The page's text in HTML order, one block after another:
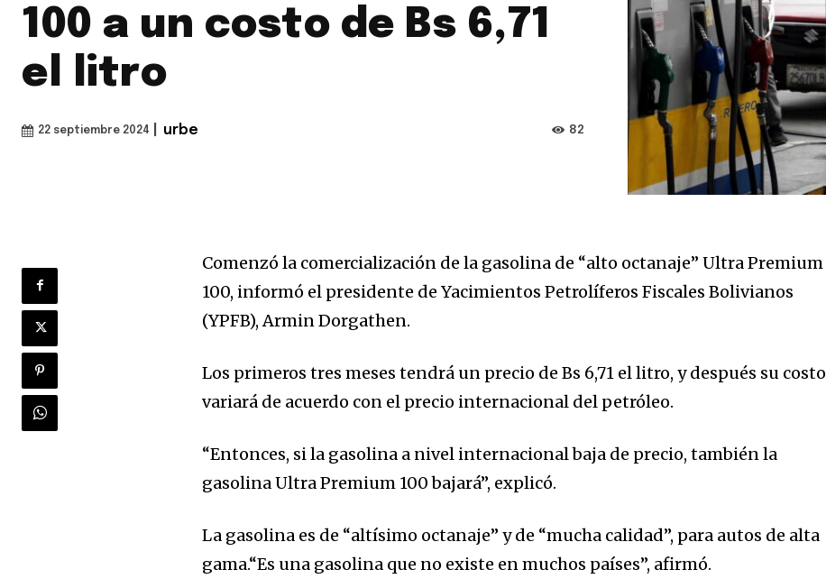
Join our community of
SUBSCRIBERS and be part
100 a un costo de Bs 6,71
el litro
22 septiembre 2024 urbe 82
Comenzó la comercialización de la gasolina de “alto octanaje” Ultra Premium
100, informó el presidente de Yacimientos Petrolíferos Fiscales Bolivianos
(YPFB), Armin Dorgathen.
Los primeros tres meses tendrá un precio de Bs 6,71 el litro, y después su costo
variará de acuerdo con el precio internacional del petróleo.
“Entonces, si la gasolina a nivel internacional baja de precio, también la
gasolina Ultra Premium 100 bajará”, explicó.
La gasolina es de “altísimo octanaje” y de “mucha calidad”, para autos de alta
gama.“Es una gasolina que no existe en muchos países”, afirmó.